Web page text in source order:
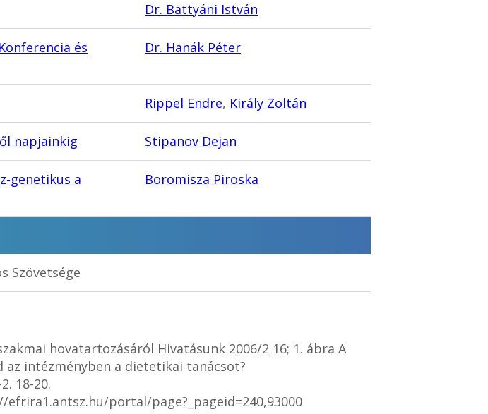
Dr. Battyáni István
és
Dr. Hanák Péter
Rippel Endre, Király Zoltán
napjainkig Stipanov Dejan
genetikus a
Boromisza Piroska
Szövetsége
hovatartozásáról Hivatásunk 2006/2 16; 1. ábra A
az intézményben a dietetikai tanácsot?
18-20.
portal/page?_pageid=240,93000